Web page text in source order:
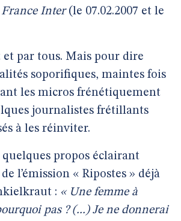
France Inter(le 07.02.2007 et le
par tous. Mais pour dire
soporifiques, maintes fois
les micros frénétiquement
journalistes frétillants
à les réinviter.
propos éclairant
l’émission « Ripostes » déjà
: « Une femme à
pas ? (...) Je ne donnerai